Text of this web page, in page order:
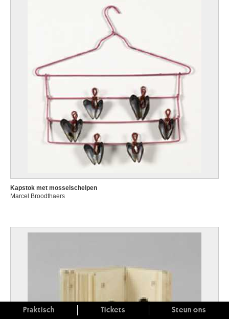
Kapstok met mosselschelpen
Marcel Broodthaers
Praktisch Tickets Steun ons